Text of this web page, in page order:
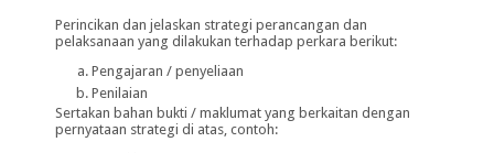
Perincikan dan jelaskan strategi perancangan dan
pelaksanaan yang dilakukan terhadap perkara berikut:
Pengajaran / penyeliaan
Penilaian
Sertakan bahan bukti / maklumat yang berkaitan dengan
pernyataan strategi di atas, contoh: